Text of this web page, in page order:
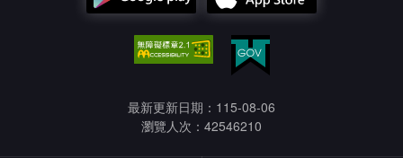
最新更新日期：115-08-06
瀏覽人次：42546210